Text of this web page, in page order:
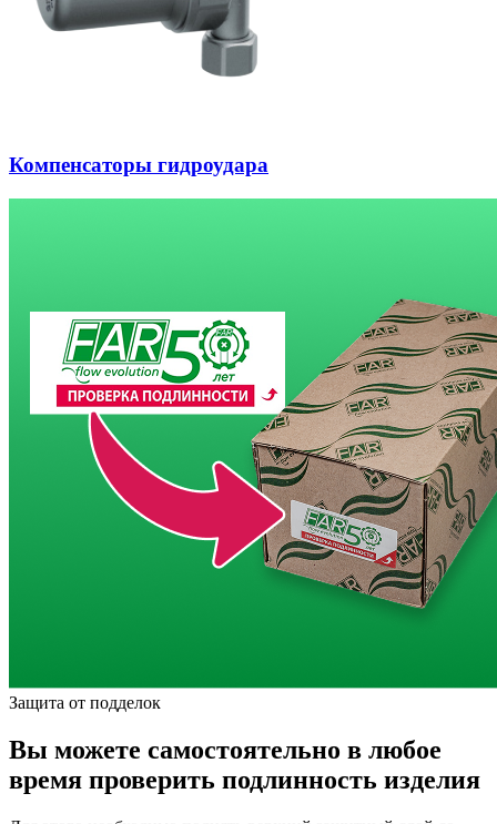
Компенсаторы гидроудара
Защита от подделок
Вы можете самостоятельно в любое
время проверить подлинность изделия